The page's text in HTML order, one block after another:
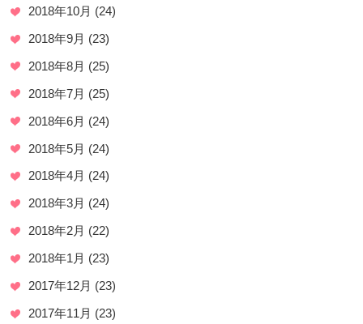
2018年10月 (24)
2018年9月 (23)
2018年8月 (25)
2018年7月 (25)
2018年6月 (24)
2018年5月 (24)
2018年4月 (24)
2018年3月 (24)
2018年2月 (22)
2018年1月 (23)
2017年12月 (23)
2017年11月 (23)